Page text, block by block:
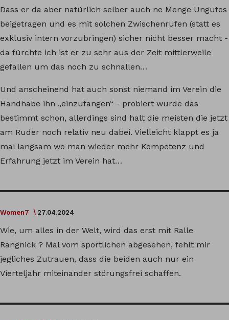
Dass er da aber natürlich selber auch ne Menge Ungutes
beigetragen und es mit solchen Zwischenrufen (statt es
exklusiv intern vorzubringen) sicher nicht besser macht -
da fürchte ich ist er zu sehr aus der Zeit mittlerweile
gefallen um das noch zu schnallen…
Und anscheinend hat auch sonst niemand im Verein die
Handhabe ihn „einzufangen“ - probiert wurde das
bestimmt schon, allerdings sind halt die meisten die jetzt
am Ruder noch relativ neu dabei. Vielleicht klappt es ja
mal langsam wo man wieder mehr Kompetenz und
Erfahrung jetzt im Verein hat…
Women7 27.04.2024
Wie, um alles in der Welt, wird das erst mit Ralle
Rangnick ? Mal vom sportlichen abgesehen, fehlt mir
jegliches Zutrauen, dass die beiden auch nur ein
Vierteljahr miteinander störungsfrei schaffen.